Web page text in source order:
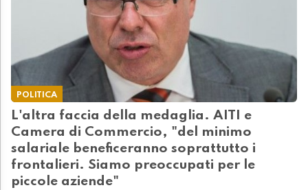
POLITICA
L'altra faccia della medaglia. AITI e
Camera di Commercio, "del minimo
salariale beneficeranno soprattutto i
frontalieri. Siamo preoccupati per le
piccole aziende"